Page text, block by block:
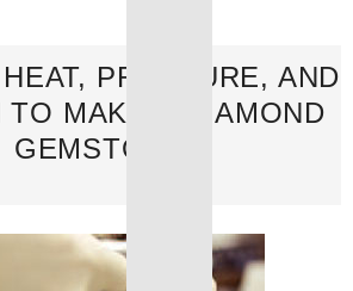
PRESSURE, AND
TO MAKE A DIAMOND
GEMSTONE